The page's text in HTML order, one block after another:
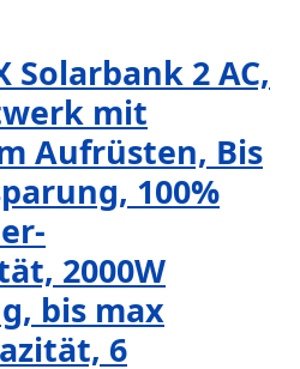
Solarbank 2 AC,
mit
Aufrüsten, Bis
100%
2000W
bis max
6